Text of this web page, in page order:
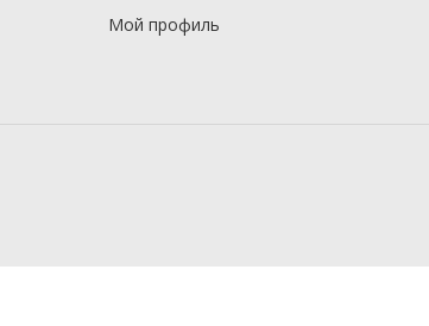
Мой профиль